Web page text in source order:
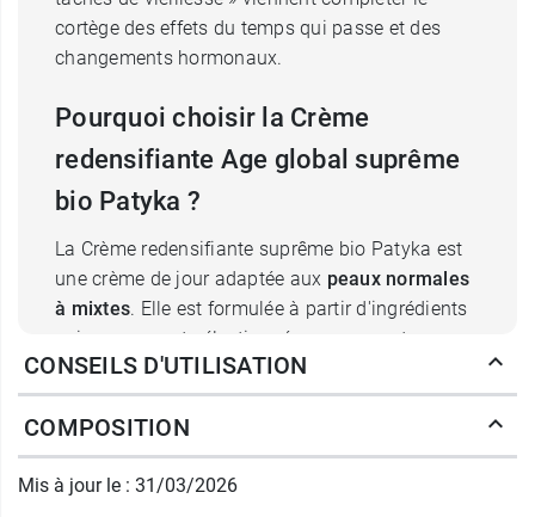
cortège des effets du temps qui passe et des
changements hormonaux.
Pourquoi choisir la Crème
redensifiante Age global suprême
bio Patyka ?
La Crème redensifiante suprême bio Patyka est
une crème de jour adaptée aux peaux normales
à mixtes. Elle est formulée à partir d'ingrédients
soigneusement sélectionnés pour apporter une
action cibléesur chacun de signes de l'âge. Le
Matrisome Age Complexest une association
d'un extrait deprimevère
d'iris pâlequi renforce la densité de la peau en
stimulant la production naturelle d'acide
CONSEILS D'UTILISATION
COMPOSITION
Mis à jour le : 31/03/2026